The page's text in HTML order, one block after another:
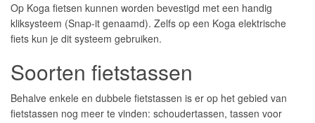
Op Koga fietsen kunnen worden bevestigd met een handig
kliksysteem (Snap-it genaamd). Zelfs op een Koga elektrische
fiets kun je dit systeem gebruiken.
Soorten fietstassen
Behalve enkele en dubbele fietstassen is er op het gebied van
fietstassen nog meer te vinden: schoudertassen, tassen voor